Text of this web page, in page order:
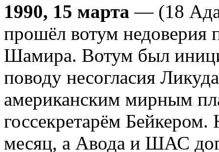
1990, 15 марта — (18
прошёл вотум недоверия
Шамира. Вотум был
поводу несогласия
американским мирным
госсекретарём
месяц, а Авода и ШАС